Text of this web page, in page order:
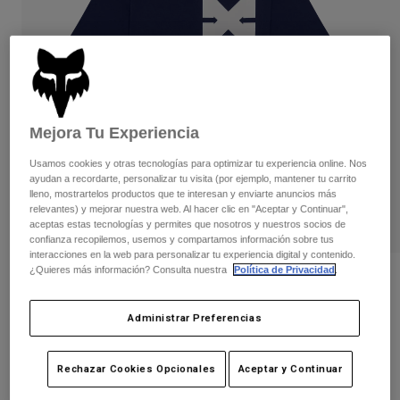
Pantalones cortos
Chaquetas y chalecos
Guantes
Protecciones
Gafas de protección
Calcetines
Accesorios
Recambios
Pantalones
Guantes
Gafas de protección
Calcetines
Recambios
Camisas
Ver todo
Mujer
Camisetas y tops
Sudaderas
Chaquetas
Pantalones
Protecciones
Gafas de Protección
Calcetines
Ver todo
Moto
Cascos
Camisetas
Pantalones
Botas
Guantes
Camiseta Youth Checker
38449-007-YL
24,99 € 14,99 € 40% OFF
Mejora Tu Experiencia
Usamos cookies y otras tecnologías para optimizar tu experiencia online. Nos
ayudan a recordarte, personalizar tu visita (por ejemplo, mantener tu carrito
lleno, mostrartelos productos que te interesan y enviarte anuncios más
relevantes) y mejorar nuestra web. Al hacer clic en "Aceptar y Continuar",
aceptas estas tecnologías y permites que nosotros y nuestros socios de
confianza recopilemos, usemos y compartamos información sobre tus
interacciones en la web para personalizar tu experiencia digital y contenido.
¿Quieres más información? Consulta nuestra
Política de Privacidad
Administrar Preferencias
Rechazar Cookies Opcionales Aceptar y Continuar